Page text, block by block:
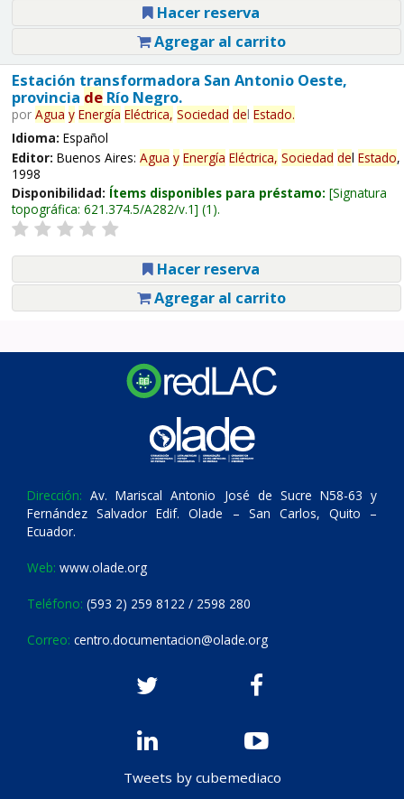
Hacer reserva
Agregar al carrito
Estación transformadora San Antonio Oeste,
provincia deRío Negro.
por Agua y Energía Eléctrica, Sociedad del Estado.
Idioma: Español
Editor: Buenos Aires: Agua y Energía Eléctrica, Sociedad del Estado,
1998
Disponibilidad: Ítems disponibles para préstamo: Signatura
topográfica: 621.374.5/A282/v.1 (1).
Hacer reserva
Agregar al carrito
Dirección: Av. Mariscal Antonio José de Sucre N58-63 y
Fernández Salvador Edif. Olade – San Carlos, Quito –
Ecuador.
Web: www.olade.org
Teléfono: (593 2) 259 8122 / 2598 280
Correo: centro.documentacion@olade.org
Tweets by cubemediaco